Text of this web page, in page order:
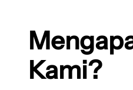
Kami?